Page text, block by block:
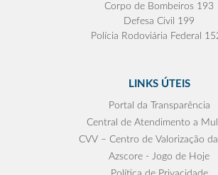
Corpo de Bombeiros 193
Defesa Civil 199
Polícia Rodoviária Federal
LINKS ÚTEIS
Portal da Transparência
Central de Atendimento a
CVV – Centro de Valorização
Azscore - Jogo de Hoje